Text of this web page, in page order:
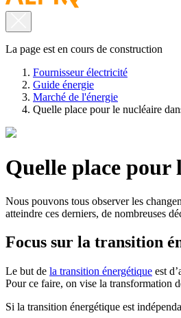
La page est en cours de construction
Fournisseur électricité
Guide énergie
Marché de l'énergie
Quelle place pour le nucléaire
Quelle place pour
Nous pouvons tous observer les
atteindre ces derniers, de nombreuses
Focus sur la transition
Le but de la transition énergétique est
Pour ce faire, on vise la transformation
Si la transition énergétique est